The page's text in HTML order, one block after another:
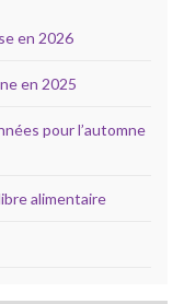
en 2026
en 2025
pour l’automne
alimentaire